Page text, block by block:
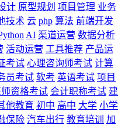
计 原型规划 项目管理 业务
技术 云 php 算法 前端开发
AI 渠道运营 数据分析
活动运营 工具推荐 产品运
考试 心理咨询师考试 计算
员考试 软考 英语考试 项目
资格考试 会计职称考试 建
他教育 初中 高中 大学 小学
保险 汽车出行 教育培训
加